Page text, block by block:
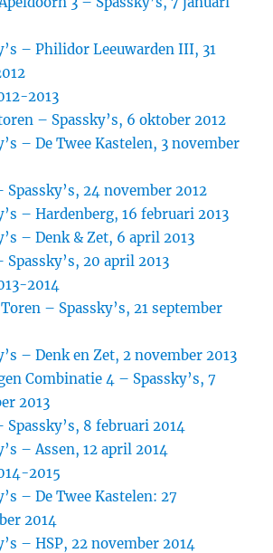
– Philidor Leeuwarden III, 31
2013
– Spassky’s, 6 oktober 2012
– De Twee Kastelen, 3 november
Spassky’s, 24 november 2012
– Hardenberg, 16 februari 2013
– Denk & Zet, 6 april 2013
Spassky’s, 20 april 2013
2014
– Spassky’s, 21 september
– Denk en Zet, 2 november 2013
Combinatie 4 – Spassky’s, 7
2013
Spassky’s, 8 februari 2014
– Assen, 12 april 2014
2015
– De Twee Kastelen: 27
2014
– HSP, 22 november 2014